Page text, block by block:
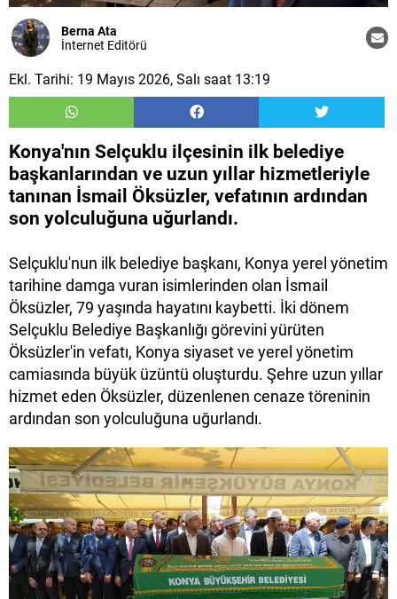
Berna Ata
İnternet Editörü
Ekl. Tarihi: 19 Mayıs 2026, Salı saat 13:19
Konya'nın Selçuklu ilçesinin ilk belediye
başkanlarından ve uzun yıllar hizmetleriyle
tanınan İsmail Öksüzler, vefatının ardından
son yolculuğuna uğurlandı.
Selçuklu'nun ilk belediye başkanı, Konya yerel yönetim
tarihine damga vuran isimlerinden olan İsmail
Öksüzler, 79 yaşında hayatını kaybetti. İki dönem
Selçuklu Belediye Başkanlığı görevini yürüten
Öksüzler'in vefatı, Konya siyaset ve yerel yönetim
camiasında büyük üzüntü oluşturdu. Şehre uzun yıllar
hizmet eden Öksüzler, düzenlenen cenaze töreninin
ardından son yolculuğuna uğurlandı.